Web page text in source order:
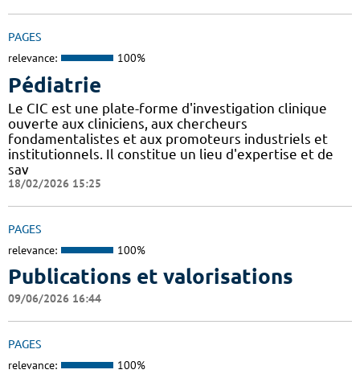
PAGES
relevance: 100%
Pédiatrie
Le CIC est une plate-forme d'investigation clinique
ouverte aux cliniciens, aux chercheurs
fondamentalistes et aux promoteurs industriels et
institutionnels. Il constitue un lieu d'expertise et de
sav
18/02/2026 15:25
PAGES
relevance: 100%
Publications et valorisations
09/06/2026 16:44
PAGES
relevance: 100%